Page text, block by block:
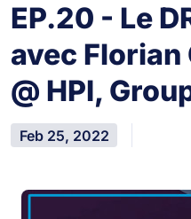
EP.20 - Le
avec Florian
@ HPI,
Feb 25, 2022